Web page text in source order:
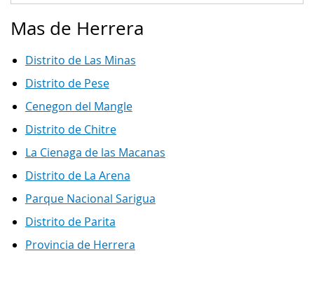
Mas de Herrera
Distrito de Las Minas
Distrito de Pese
Cenegon del Mangle
Distrito de Chitre
La Cienaga de las Macanas
Distrito de La Arena
Parque Nacional Sarigua
Distrito de Parita
Provincia de Herrera